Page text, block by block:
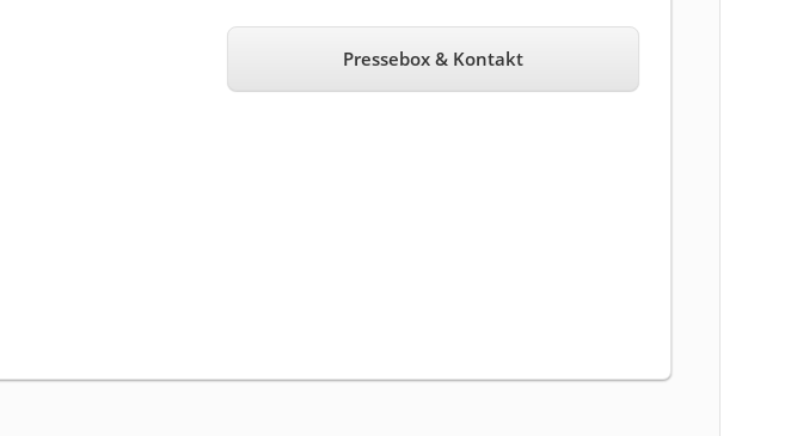
Pressebox & Kontakt